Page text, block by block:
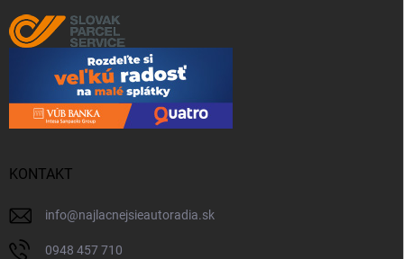
KONTAKT
info@najlacnejsieautoradia.sk
0948 457 710